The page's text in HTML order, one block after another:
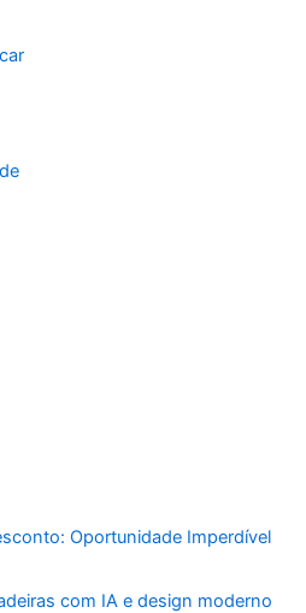
Oportunidade Imperdível
com IA e design moderno